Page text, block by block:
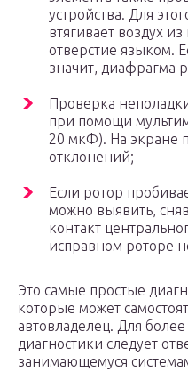
устройства. Для
втягивает воздух
отверстие языком.
значит, диафрагма
Проверка
при помощи
20 мкФ). На экране
отклонений;
Если ротор
можно выявить,
контакт
исправном роторе
Это самые простые
которые может
автовладелец. Для
диагностики следует
занимающемуся